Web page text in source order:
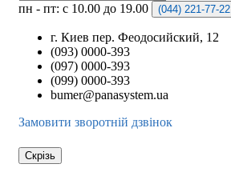
пн - пт: с 10.00 до 19.00 (044) 221-77-22
г. Киев пер. Феодосийский, 12
(093) 0000-393
(097) 0000-393
(099) 0000-393
bumer@panasystem.ua
Замовити зворотній дзвінок
Скрізь